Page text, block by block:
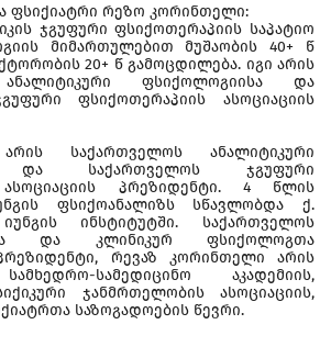
ფსიქიატრი რეზო კორინთელი:
ჯგუფური ფსიქოთერაპიის საპატიო
მიმართულებით მუშაობის 40+ წ
20+ წ გამოცდილება. იგი არის
ფსიქოლოგიისა და
ფსიქოთერაპიის ასოციაციის
საქართველოს ანალიტიკური
და საქართველოს ჯგუფური
ასოციაციის პრეზიდენტი. 4 წლის
ფსიქოანალიზს სწავლობდა ქ.
ინსტიტუტში. საქართველოს
და კლინიკურ ფსიქოლოგთა
რევაზ კორინთელი არის
სამედიცინო აკადემიის,
ჯანმრთელობის ასოციაციის,
საზოგადოების წევრი.